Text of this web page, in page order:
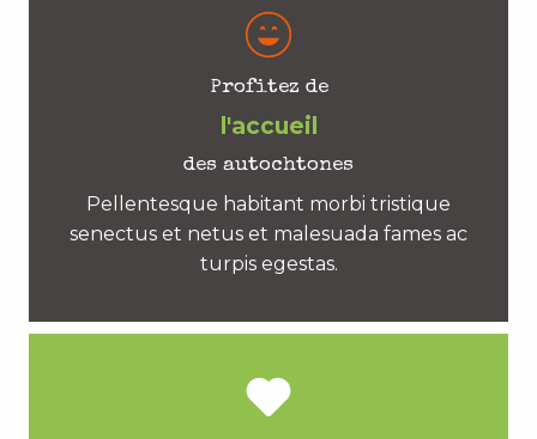
Profitez de
l'accueil
des autochtones
Pellentesque habitant morbi tristique
senectus et netus et malesuada fames ac
turpis egestas.